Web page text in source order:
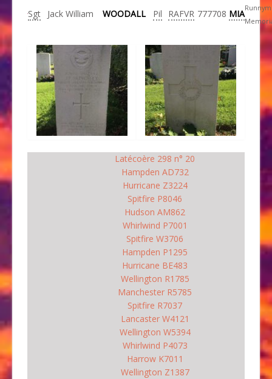
Sgt Jack William WOODALL Pil RAFVR 777708 MIA
Latécoère 298 n° 20
Hampden AD732
Hurricane Z3224
Spitfire P8046
Hudson AM862
Whirlwind P7001
Spitfire W3706
Hampden P1295
Hurricane BE483
Wellington R1785
Manchester R5785
Spitfire R7037
Lancaster W4121
Wellington W5394
Whirlwind P4073
Harrow K7011
Wellington Z1387